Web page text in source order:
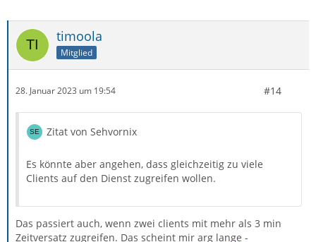
timoola
Mitglied
28. Januar 2023 um 19:54 #14
Zitat von Sehvornix
Es könnte aber angehen, dass gleichzeitig zu viele
Clients auf den Dienst zugreifen wollen.
Das passiert auch, wenn zwei clients mit mehr als 3 min
Zeitversatz zugreifen. Das scheint mir arg lange -